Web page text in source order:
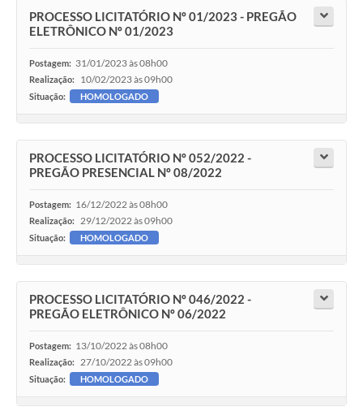
PROCESSO LICITATÓRIO Nº 01/2023 - PREGÃO
ELETRÔNICO Nº 01/2023
Postagem: 31/01/2023 às 08h00
Realização: 10/02/2023 às 09h00
Situação: HOMOLOGADO
PROCESSO LICITATÓRIO Nº 052/2022 -
PREGÃO PRESENCIAL Nº 08/2022
Postagem: 16/12/2022 às 08h00
Realização: 29/12/2022 às 09h00
Situação: HOMOLOGADO
PROCESSO LICITATÓRIO Nº 046/2022 -
PREGÃO ELETRÔNICO Nº 06/2022
Postagem: 13/10/2022 às 08h00
Realização: 27/10/2022 às 09h00
Situação: HOMOLOGADO